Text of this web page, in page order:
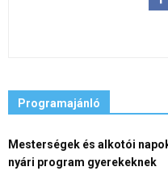
Programajánló
Mesterségek és alkotói
nyári program gyerekeknek